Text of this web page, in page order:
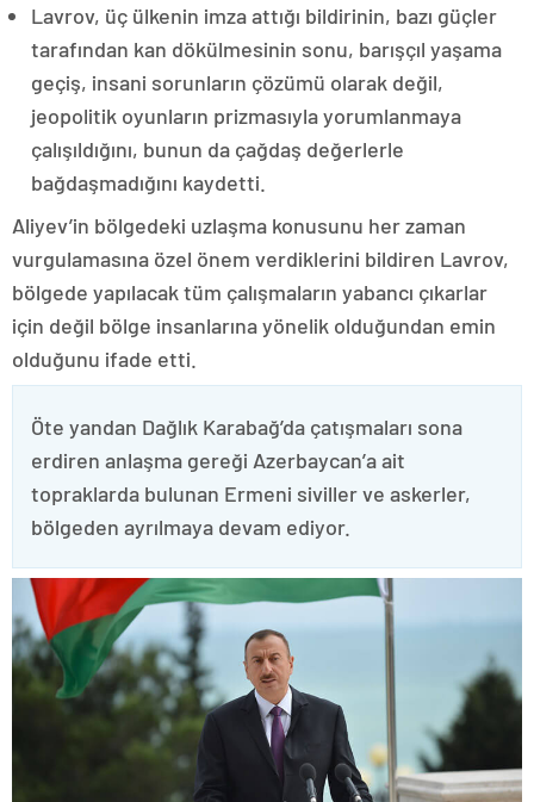
Lavrov, üç ülkenin imza attığı bildirinin, bazı güçler
tarafından kan dökülmesinin sonu, barışçıl yaşama
geçiş, insani sorunların çözümü olarak değil,
jeopolitik oyunların prizmasıyla yorumlanmaya
çalışıldığını, bunun da çağdaş değerlerle
bağdaşmadığını kaydetti.
Aliyev’in bölgedeki uzlaşma konusunu her zaman
vurgulamasına özel önem verdiklerini bildiren Lavrov,
bölgede yapılacak tüm çalışmaların yabancı çıkarlar
için değil bölge insanlarına yönelik olduğundan emin
olduğunu ifade etti.
Öte yandan Dağlık Karabağ’da çatışmaları sona
erdiren anlaşma gereği Azerbaycan’a ait
topraklarda bulunan Ermeni siviller ve askerler,
bölgeden ayrılmaya devam ediyor.